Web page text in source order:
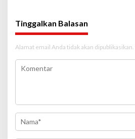
Tinggalkan Balasan
Alamat email Anda tidak akan dipublikasikan.